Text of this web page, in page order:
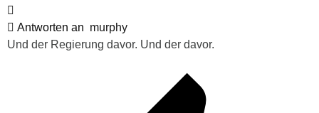
Antworten an murphy
Und der Regierung davor. Und der davor.